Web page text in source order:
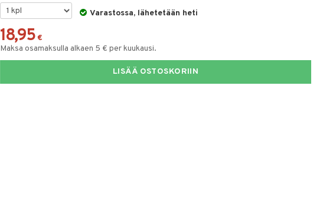
Varastossa, lähetetään heti
18,95 €
Maksa osamaksulla alkaen 5 € per kuukausi.
LISÄÄ OSTOSKORIIN